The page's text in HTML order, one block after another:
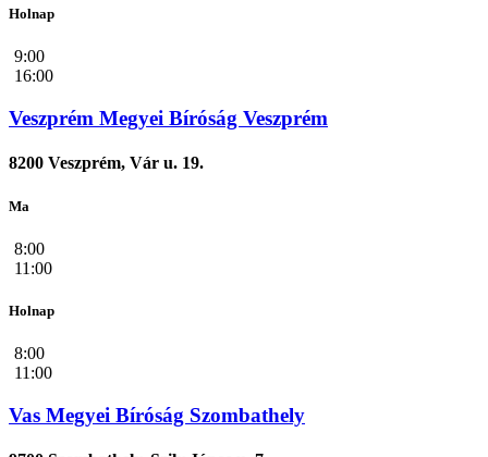
Holnap
9:00
16:00
Veszprém Megyei Bíróság Veszprém
8200 Veszprém, Vár u. 19.
Ma
8:00
11:00
Holnap
8:00
11:00
Vas Megyei Bíróság Szombathely